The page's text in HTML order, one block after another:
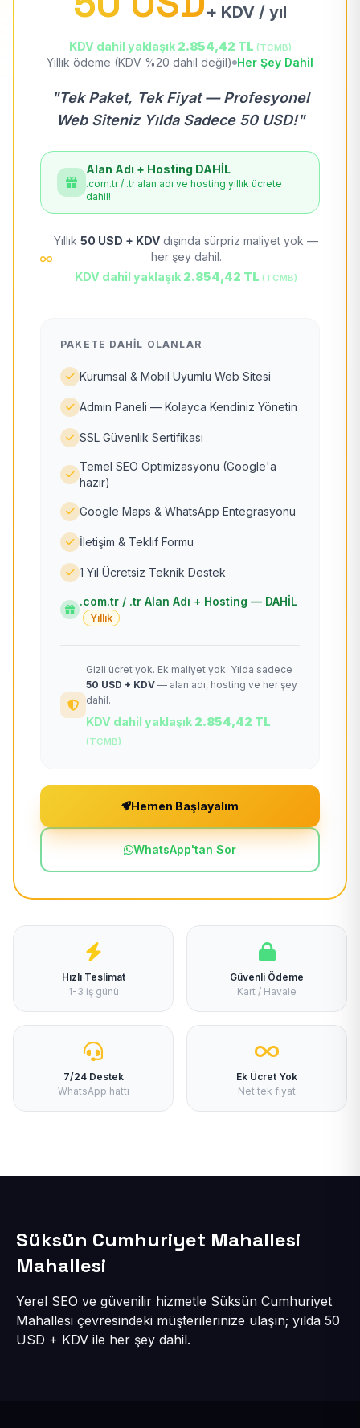
+ KDV / yıl
KDV dahil yaklaşık 2.854,42 TL (TCMB)
Yıllık ödeme (KDV %20 dahil değil) Her Şey Dahil
"Tek Paket, Tek Fiyat — Profesyonel
Web Siteniz Yılda Sadece 50 USD!"
Alan Adı + Hosting DAHİL
.com.tr / .tr alan adı ve hosting yıllık ücrete
dahil!
Yıllık 50 USD + KDV dışında sürpriz maliyet yok —
her şey dahil.
KDV dahil yaklaşık 2.854,42 TL (TCMB)
PAKETE DAHIL OLANLAR
Kurumsal & Mobil Uyumlu Web Sitesi
Admin Paneli — Kolayca Kendiniz Yönetin
SSL Güvenlik Sertifikası
Temel SEO Optimizasyonu (Google'a
hazır)
Google Maps & WhatsApp Entegrasyonu
İletişim & Teklif Formu
1 Yıl Ücretsiz Teknik Destek
.com.tr / .tr Alan Adı + Hosting — DAHİL
Yıllık
Gizli ücret yok. Ek maliyet yok. Yılda sadece
50 USD + KDV — alan adı, hosting ve her şey
dahil.
KDV dahil yaklaşık 2.854,42 TL
(TCMB)
Hemen Başlayalım
WhatsApp'tan Sor
Hızlı Teslimat
1-3 iş günü
Güvenli Ödeme
Kart / Havale
7/24 Destek
WhatsApp hattı
Ek Ücret Yok
Net tek fiyat
Süksün Cumhuriyet Mahallesi
Mahallesi
Yerel SEO ve güvenilir hizmetle Süksün Cumhuriyet
Mahallesi çevresindeki müşterilerinize ulaşın; yılda 50
USD + KDV ile her şey dahil.